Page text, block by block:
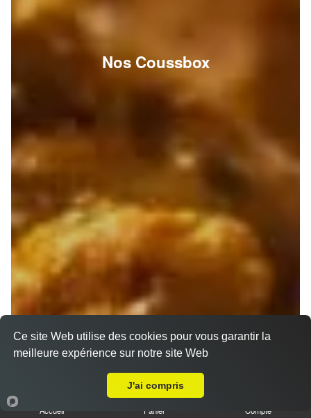
Nos Coussbox
Accueil Panier Compte
Ce site Web utilise des cookies pour vous garantir la
meilleure expérience sur notre site Web
J'ai compris